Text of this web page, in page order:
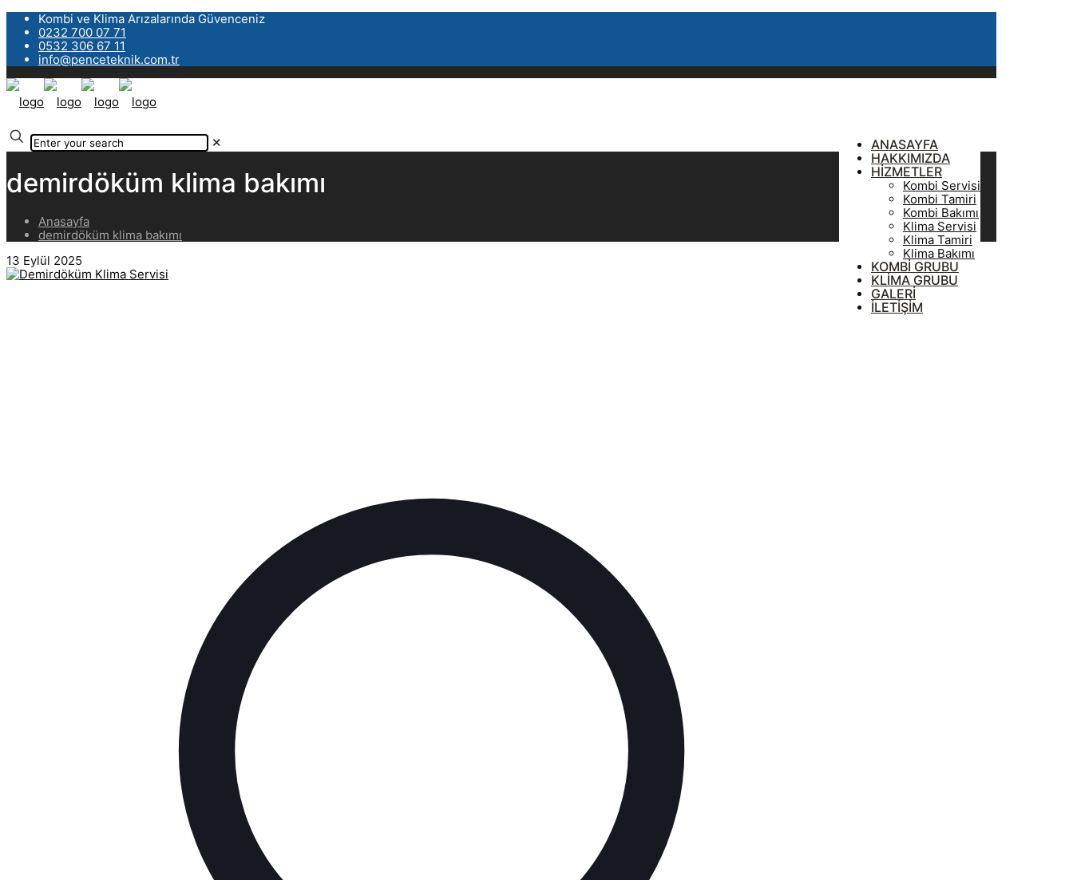
Kombi ve Klima Arızalarında Güvenceniz
0232 700 07 71
0532 306 67 11
info@penceteknik.com.tr
ANASAYFA
HAKKIMIZDA
HİZMETLER
Kombi Servisi
Kombi Tamiri
Kombi Bakımı
Klima Servisi
Klima Tamiri
Klima Bakımı
KOMBİ GRUBU
KLİMA GRUBU
GALERİ
İLETİŞİM
✕
demirdöküm klima bakımı
Anasayfa
demirdöküm klima bakımı
13 Eylül 2025